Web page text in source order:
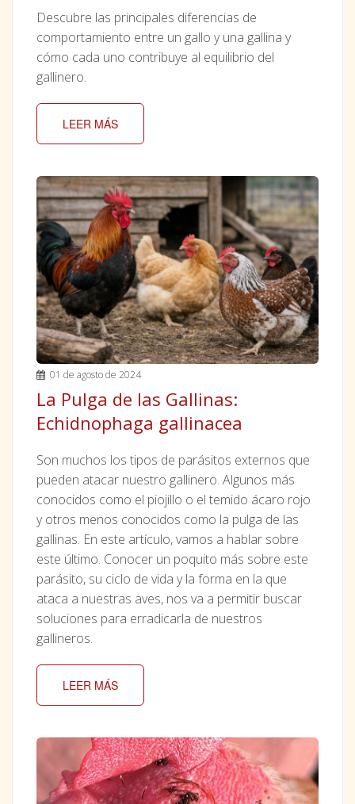
Descubre las principales diferencias de
comportamiento entre un gallo y una gallina y
cómo cada uno contribuye al equilibrio del
gallinero.
LEER MÁS
01 de agosto de 2024
La Pulga de las Gallinas:
Echidnophaga gallinacea
Son muchos los tipos de parásitos externos que
pueden atacar nuestro gallinero. Algunos más
conocidos como el piojillo o el temido ácaro rojo
y otros menos conocidos como la pulga de las
gallinas. En este artículo, vamos a hablar sobre
este último. Conocer un poquito más sobre este
parásito, su ciclo de vida y la forma en la que
ataca a nuestras aves, nos va a permitir buscar
soluciones para erradicarla de nuestros
gallineros.
LEER MÁS